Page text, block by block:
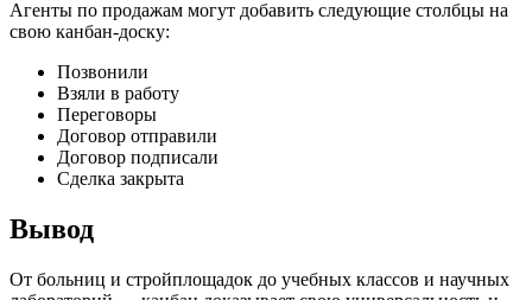
Агенты по продажам могут добавить следующие столбцы на
свою канбан-доску:
Позвонили
Взяли в работу
Переговоры
Договор отправили
Договор подписали
Сделка закрыта
Вывод
От больниц и стройплощадок до учебных классов и научных